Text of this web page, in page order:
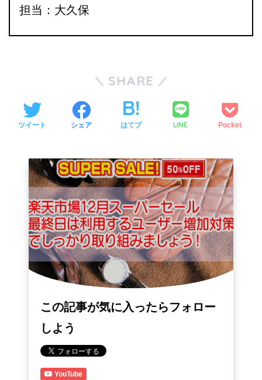
担当：大久保
SHARE
ツイート シェア はてブ LINE Pocket
この記事が気に入ったらフォロー
しよう
YouTube